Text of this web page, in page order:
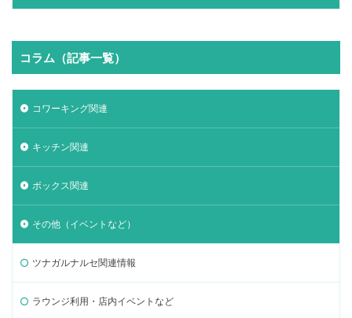
コラム（記事一覧）
コワーキング関連
キッチン関連
ボックス関連
その他（イベントなど）
ツナガルナルセ関連情報
ラウンジ利用・店内イベントなど